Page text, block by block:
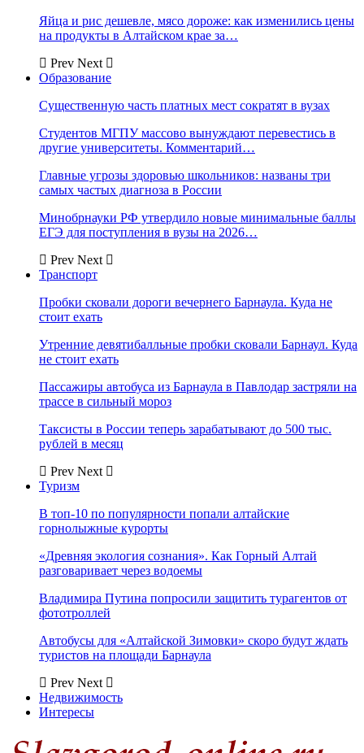
Яйца и рис дешевле, мясо дороже: как изменились цены
на продукты в Алтайском крае за…
Prev Next
Образование
Существенную часть платных мест сократят в вузах
Студентов МГПУ массово вынуждают перевестись в
другие университеты. Комментарий…
Главные угрозы здоровью школьников: названы три
самых частых диагноза в России
Минобрнауки РФ утвердило новые минимальные баллы
ЕГЭ для поступления в вузы на 2026…
Prev Next
Транспорт
Пробки сковали дороги вечернего Барнаула. Куда не
стоит ехать
Утренние девятибалльные пробки сковали Барнаул. Куда
не стоит ехать
Пассажиры автобуса из Барнаула в Павлодар застряли на
трассе в сильный мороз
Таксисты в России теперь зарабатывают до 500 тыс.
рублей в месяц
Prev Next
Туризм
В топ-10 по популярности попали алтайские
горнолыжные курорты
«Древняя экология сознания». Как Горный Алтай
разговаривает через водоемы
Владимира Путина попросили защитить турагентов от
фототроллей
Автобусы для «Алтайской Зимовки» скоро будут ждать
туристов на площади Барнаула
Prev Next
Недвижимость
Интересы